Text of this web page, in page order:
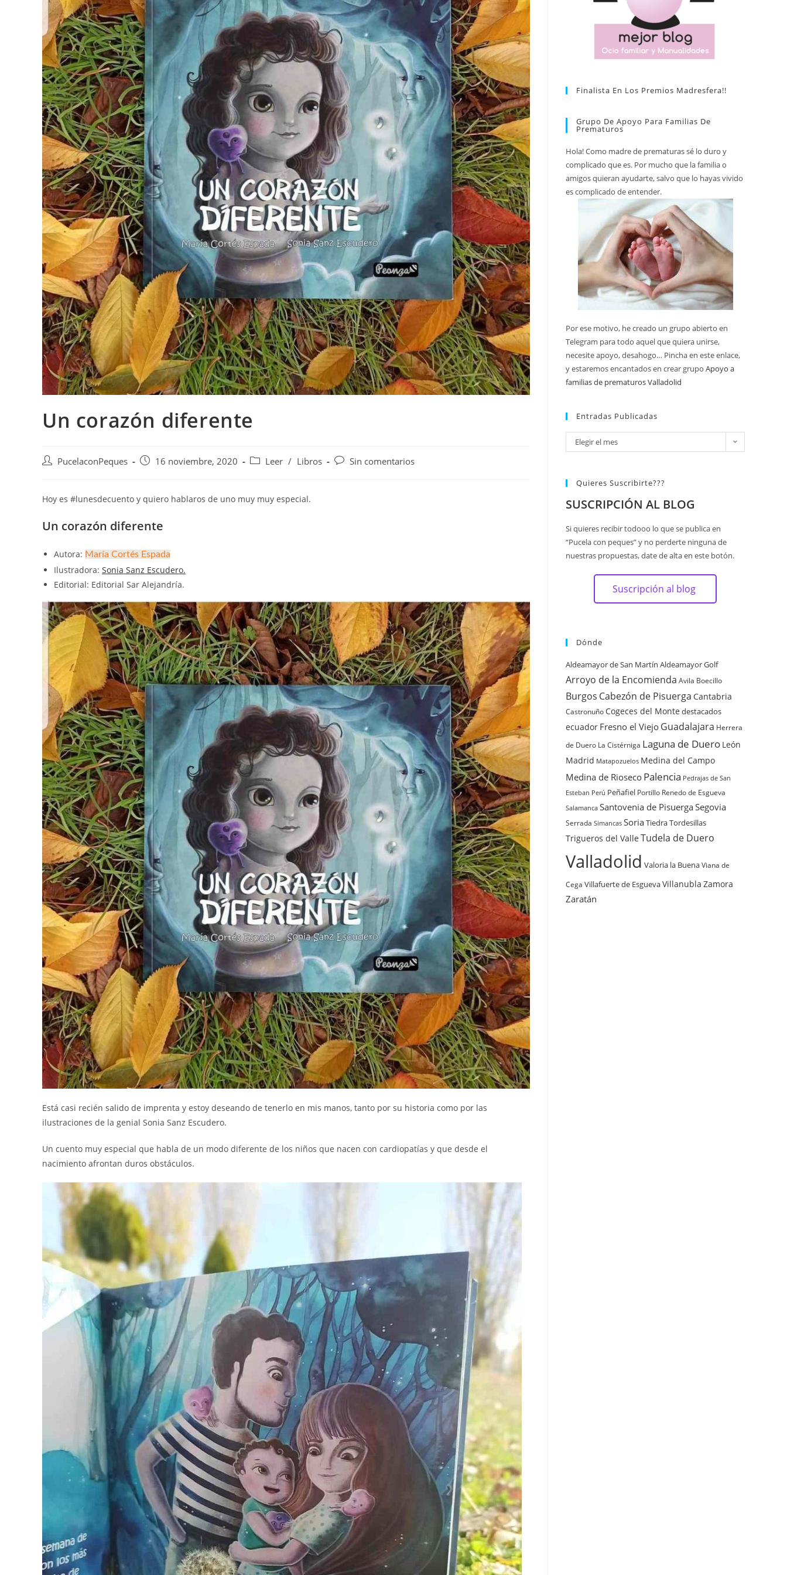
Un corazón diferente
PucelaconPeques 16 noviembre, 2020 Leer / Libros Sin comentarios
Hoy es #lunesdecuento y quiero hablaros de uno muy muy especial.
Un corazón diferente
Autora: María Cortés Espada
Ilustradora: Sonia Sanz Escudero.
Editorial: Editorial Sar Alejandría.
Está casi recién salido de imprenta y estoy deseando de tenerlo en mis manos, tanto por su historia como por las
ilustraciones de la genial Sonia Sanz Escudero.
Un cuento muy especial que habla de un modo diferente de los niños que nacen con cardiopatías y que desde el
nacimiento afrontan duros obstáculos.
Finalista En Los Premios Madresfera!!
Grupo De Apoyo Para Familias De
Prematuros
Hola! Como madre de prematuras sé lo duro y
complicado que es. Por mucho que la familia o
amigos quieran ayudarte, salvo que lo hayas vivido
es complicado de entender.
Por ese motivo, he creado un grupo abierto en
Telegram para todo aquel que quiera unirse,
necesite apoyo, desahogo… Pincha en este enlace,
y estaremos encantados en crear grupo Apoyo a
familias de prematuros Valladolid
Entradas Publicadas
Elegir el mes
Quieres Suscribirte???
SUSCRIPCIÓN AL BLOG
Si quieres recibir todooo lo que se publica en
“Pucela con peques” y no perderte ninguna de
nuestras propuestas, date de alta en este botón.
Suscripción al blog
Dónde
Aldeamayor de San Martín Aldeamayor Golf
Arroyo de la Encomienda Avila Boecillo
Burgos Cabezón de Pisuerga Cantabria
Castronuño Cogeces del Monte destacados
ecuador Fresno el Viejo Guadalajara Herrera
de Duero La Cistérniga Laguna de Duero León
Madrid Matapozuelos Medina del Campo
Medina de Rioseco Palencia Pedrajas de San
Esteban Perú Peñafiel Portillo Renedo de Esgueva
Salamanca Santovenia de PisuergaSegovia
Serrada Simancas SoriaTiedraTordesillas
Trigueros del Valle Tudela de Duero
Valladolid Valoria la Buena Viana de
Cega Villafuerte de EsguevaVillanubla Zamora
Zaratán